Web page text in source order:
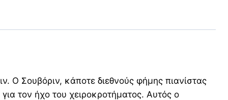
Ο Σουβόριν, κάποτε διεθνούς φήμης πιανίστας
τον ήχο του χειροκροτήματος. Αυτός ο